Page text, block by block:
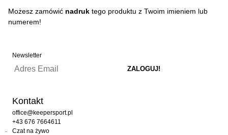
Możesz zamówić nadruk tego produktu z Twoim imieniem lub
numerem!
Newsletter
Kontakt
office@keepersport.pl
+43 676 7664611
Czat na żywo